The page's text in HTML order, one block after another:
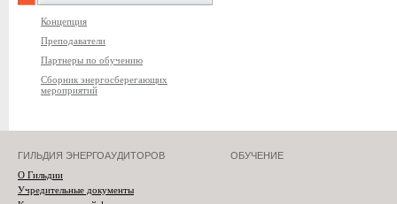
Концепция
Преподаватели
Партнеры по обучению
Сборник энергосберегающих
мероприятий
ГИЛЬДИЯ ЭНЕРГОАУДИТОРОВ
О Гильдии
Учредительные документы
ОБУЧЕНИЕ